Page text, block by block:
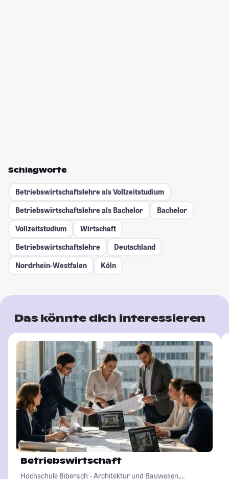
Schlagworte
Betriebswirtschaftslehre als Vollzeitstudium
Betriebswirtschaftslehre als Bachelor
Bachelor
Vollzeitstudium
Wirtschaft
Betriebswirtschaftslehre
Deutschland
Nordrhein-Westfalen
Köln
Das könnte dich interessieren
Betriebswirtschaft
Hochschule Biberach - Architektur und Bauwesen,